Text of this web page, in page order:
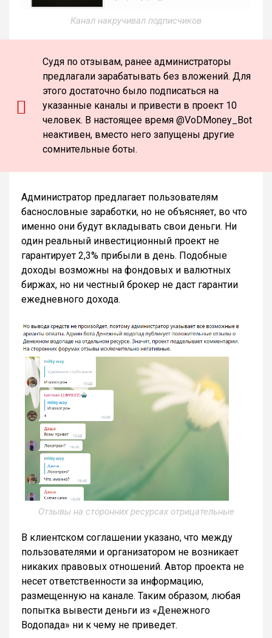
Канал накручивал подписчиков
Судя по отзывам, ранее администраторы
предлагали зарабатывать без вложений. Для
этого достаточно было подписаться на
указанные каналы и привести в проект 10
человек. В настоящее время @VoDMoney_Bot
неактивен, вместо него запущены другие
сомнительные боты.
Администратор предлагает пользователям
баснословные заработки, но не объясняет, во что
именно они будут вкладывать свои деньги. Ни
один реальный инвестиционный проект не
гарантирует 2,3% прибыли в день. Подобные
доходы возможны на фондовых и валютных
биржах, но ни честный брокер не даст гарантии
ежедневного дохода.
Отзывы на сторонних ресурсах отрицательные
В клиентском соглашении указано, что между
пользователями и организатором не возникает
никаких правовых отношений. Автор проекта не
несет ответственности за информацию,
размещенную на канале. Таким образом, любая
попытка вывести деньги из «Денежного
Водопада» ни к чему не приведет.